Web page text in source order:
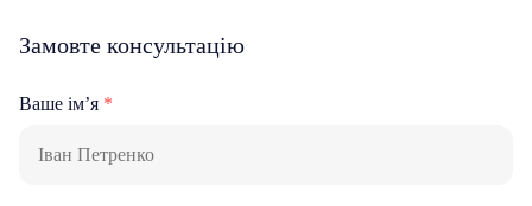
Замовте консультацію
Ваше ім’я *